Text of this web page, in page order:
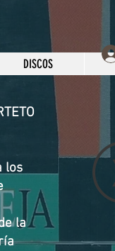
DISCOS
los
la